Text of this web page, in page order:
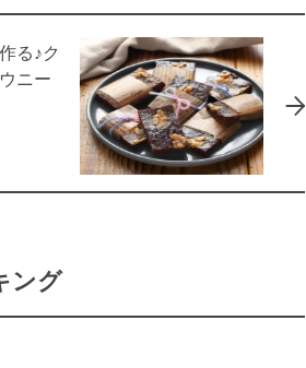
る♪ク
ニー
ング